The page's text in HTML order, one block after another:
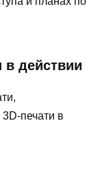
в действии
печати в